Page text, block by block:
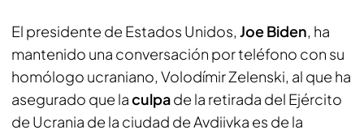
El presidente de Estados Unidos, Joe Biden, ha
mantenido una conversación por teléfono con su
homólogo ucraniano, Volodímir Zelenski, al que ha
asegurado que laculpade la retirada del Ejército
de Ucrania de la ciudad de Avdiivka es de la